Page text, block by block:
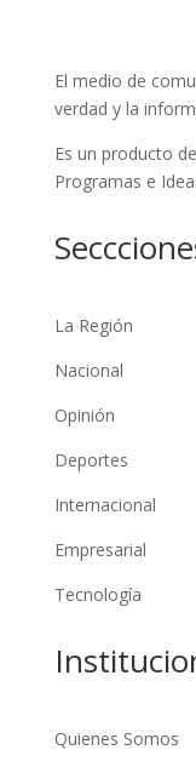
El medio de
verdad y la
Es un producto
Programas e
La Región
Nacional
Opinión
Deportes
Internacional
Empresarial
Tecnología
Quienes Somos